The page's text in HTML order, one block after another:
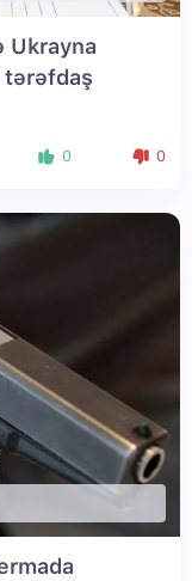
Ukrayna
tərəfdaş
0 0